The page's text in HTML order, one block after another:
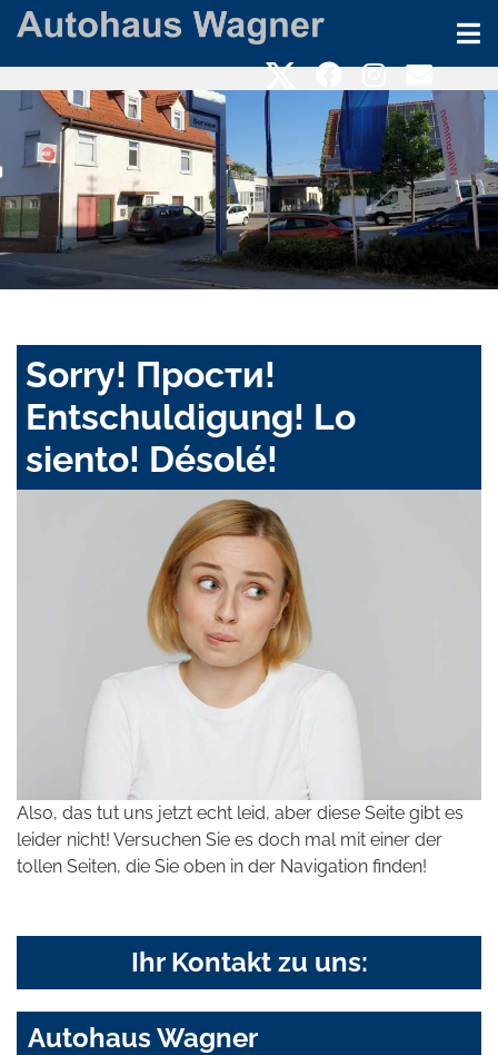
Sorry! Прости!
Entschuldigung! Lo
siento! Désolé!
Also, das tut uns jetzt echt leid, aber diese Seite gibt es
leider nicht! Versuchen Sie es doch mal mit einer der
tollen Seiten, die Sie oben in der Navigation finden!
Ihr Kontakt zu uns:
Autohaus Wagner